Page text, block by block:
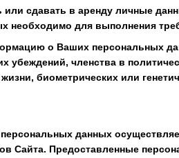
сдавать в аренду личные
необходимо для выполнения
о Ваших персональных
убеждений, членства в
биометрических или
данных
Сайта. Предоставленные